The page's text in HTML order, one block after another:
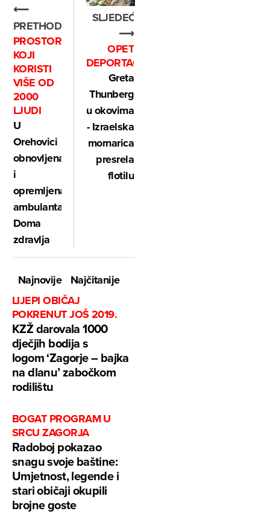
⟵
PRETHODNO
PROSTOR
KOJI
KORISTI
VIŠE OD
2000
LJUDI
U
Orehovici
obnovljena
i
opremljena
ambulanta
Doma
zdravlja
SLJEDEĆE
⟶
OPET
DEPORTACIJA?
Greta
Thunberg
u okovima
- Izraelska
mornarica
presrela
flotilu
Najnovije
Najčitanije
LIJEPI OBIČAJ
POKRENUT JOŠ 2019.
KZŽ darovala 1000
dječjih bodija s
logom ‘Zagorje – bajka
na dlanu’ zabočkom
rodilištu
BOGAT PROGRAM U
SRCU ZAGORJA
Radoboj pokazao
snagu svoje baštine:
Umjetnost, legende i
stari običaji okupili
brojne goste